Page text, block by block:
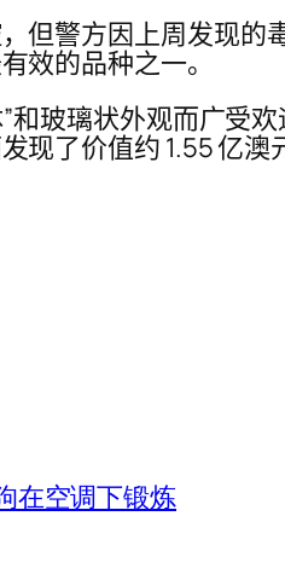
但警方因上周发现
效的品种之一。
和玻璃状外观而广受
现了价值约 1.55 亿澳
在空调下锻炼